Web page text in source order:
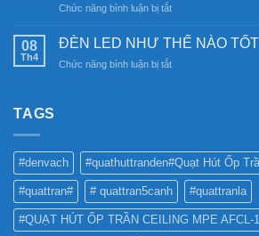
nghệ
sáng
Đèn
Nam
6SS-
Chức năng bình luận bị tắtở
NÊN
DỤNG
QUẢNG
CÁO?
08
Th4
ĐÈN LED NHƯ THẾ NÀO
Chức năng bình luận bị tắtở
TỐT
NHẤT
?
TAGS
#denvach #quathuttranden#Quạt Hút Ốp
#quattran# # quattran5canh #quattranla
#QUẠT HÚT ỐP TRẦN CEILING MPE AFCL-